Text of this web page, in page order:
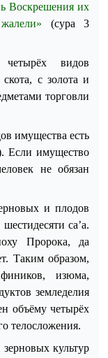
Воскрешения их
(сура 3
видов
с золота и
торговли
имущества есть
Если имущество
не обязан
и плодов
са’а.
Пророка, да
Таким образом,
изюма,
земледелия
объёму четырёх
телосложения.
культур